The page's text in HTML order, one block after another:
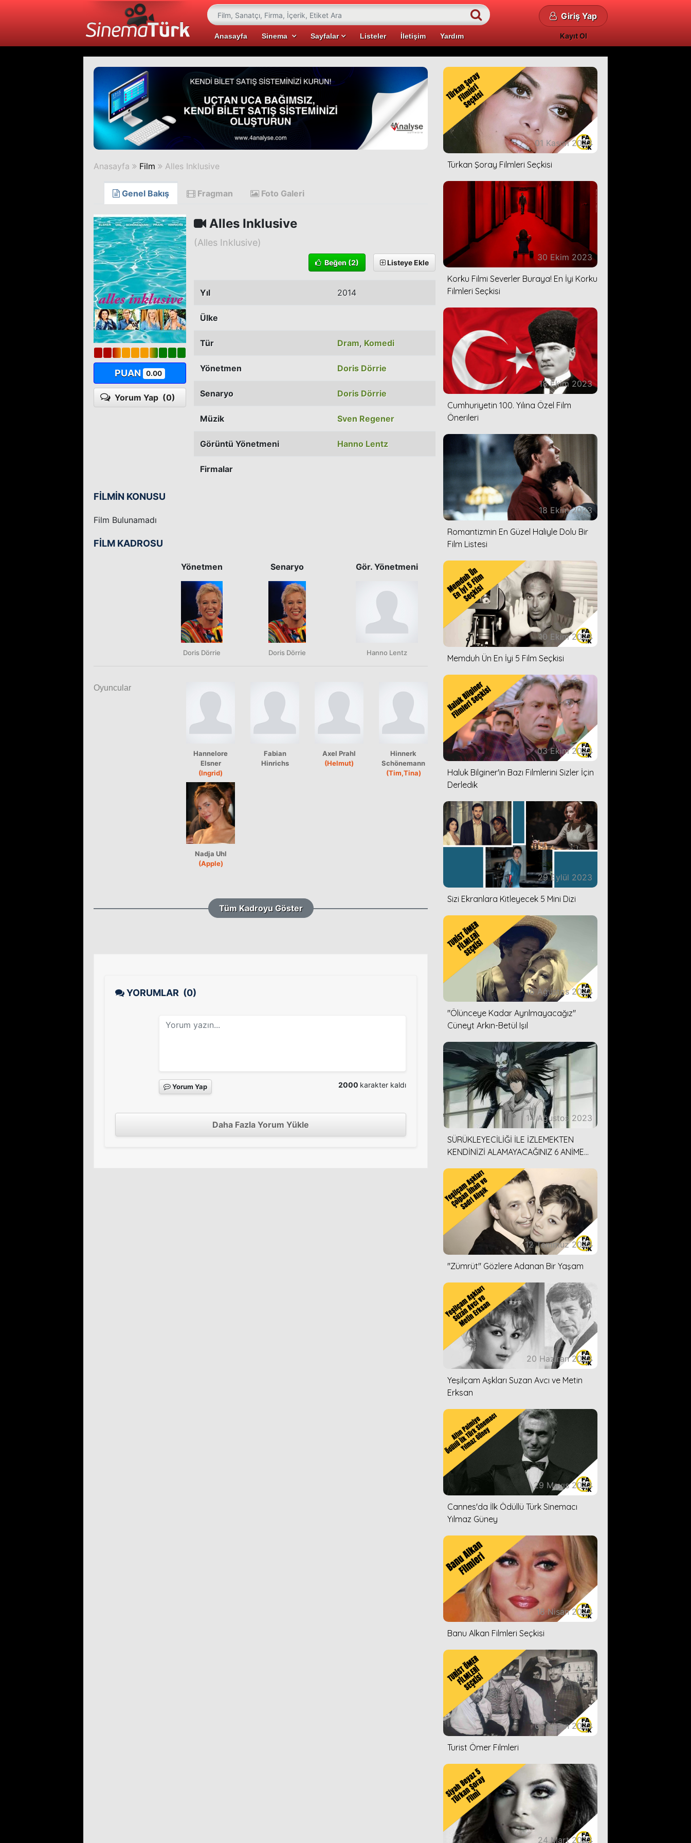
Anasayfa Sinema Sayfalar Listeler İletişim Yardım
Giriş Yap
Kayıt Ol
Anasayfa Film Alles Inklusive
Genel Bakış Fragman Foto Galeri
PUAN 0.00
Yorum Yap (0)
Alles Inklusive
(Alles Inklusive)
Beğen (2) Listeye Ekle
Yıl 2014
Ülke
Tür Dram, Komedi
Yönetmen Doris Dörrie
Senaryo Doris Dörrie
Müzik Sven Regener
Görüntü Yönetmeni Hanno Lentz
Firmalar
FİLMİN KONUSU
Film Bulunamadı
FİLM KADROSU
Yönetmen
Doris Dörrie
Senaryo
Doris Dörrie
Gör. Yönetmeni
Hanno Lentz
Oyuncular
Hannelore
Elsner
(Ingrid)
Fabian
Hinrichs
Axel Prahl
(Helmut)
Hinnerk
Schönemann
(Tim,Tina)
Nadja Uhl
(Apple)
Tüm Kadroyu Göster
YORUMLAR (0)
Yorum Yap 2000 karakter kaldı
Daha Fazla Yorum Yükle
01 Kasım 2023
Türkan Şoray Filmleri Seçkisi
30 Ekim 2023
Korku Filmi Severler Buraya! En İyi Korku
Filmleri Seçkisi
18 Ekim 2023
Cumhuriyetin 100. Yılına Özel Film
Önerileri
18 Ekim 2023
Romantizmin En Güzel Haliyle Dolu Bir
Film Listesi
10 Ekim 2023
Memduh Ün En İyi 5 Film Seçkisi
03 Ekim 2023
Haluk Bilginer'in Bazı Filmlerini Sizler İçin
Derledik
29 Eylül 2023
Sizi Ekranlara Kitleyecek 5 Mini Dizi
16 Ağustos 2023
''Ölünceye Kadar Ayrılmayacağız''
Cüneyt Arkın-Betül Işıl
14 Ağustos 2023
SÜRÜKLEYECİLİĞİ İLE İZLEMEKTEN
KENDİNİZİ ALAMAYACAĞINIZ 6 ANİME
12 Temmuz 2023
''Zümrüt'' Gözlere Adanan Bir Yaşam
20 Haziran 2023
Yeşilçam Aşkları Suzan Avcı ve Metin
Erksan
29 Mayıs 2023
Cannes'da İlk Ödüllü Türk Sinemacı
Yılmaz Güney
18 Nisan 2023
Banu Alkan Filmleri Seçkisi
05 Nisan 2023
Turist Ömer Filmleri
24 Mart 2023